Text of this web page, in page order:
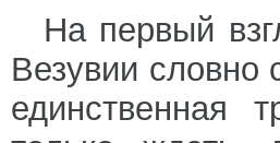
На первый
Везувии
единственная